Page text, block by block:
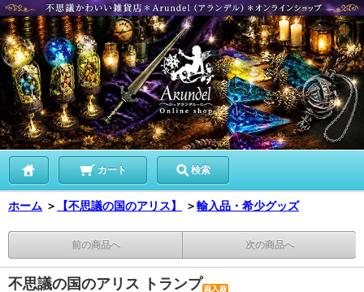
カート 検索
ホーム ＞ 【不思議の国のアリス】 ＞輸入品・希少グッズ
前の商品へ 次の商品へ
不思議の国のアリス トランプ